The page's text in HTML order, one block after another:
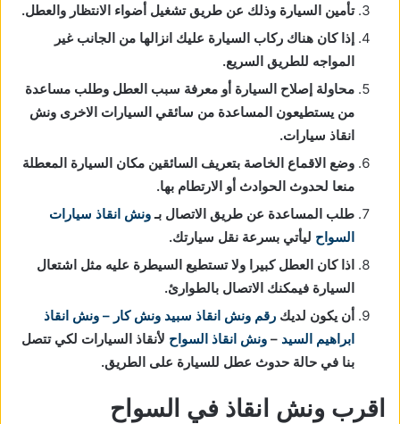
تأمين السيارة وذلك عن طريق تشغيل أضواء الانتظار والعطل.
إذا كان هناك ركاب السيارة عليك انزالها من الجانب غير
المواجه للطريق السريع.
محاولة إصلاح السيارة أو معرفة سبب العطل وطلب مساعدة
من يستطيعون المساعدة من سائقي السيارات الاخرى ونش
انقاذ سيارات.
وضع الاقماع الخاصة بتعريف السائقين مكان السيارة المعطلة
منعا لحدوث الحوادث أو الارتطام بها.
طلب المساعدة عن طريق الاتصال بـونش انقاذ سيارات
السواح ليأتي بسرعة نقل سيارتك.
اذا كان العطل كبيرا ولا تستطيع السيطرة عليه مثل اشتعال
السيارة فيمكنك الاتصال بالطوارئ.
أن يكون لديك رقم ونش انقاذ سبيد ونش كار – ونش انقاذ
ابراهيم السيد – ونش انقاذ السواح لأنقاذ السيارات لكي تتصل
بنا في حالة حدوث عطل للسيارة على الطريق.
اقرب ونش انقاذ في السواح